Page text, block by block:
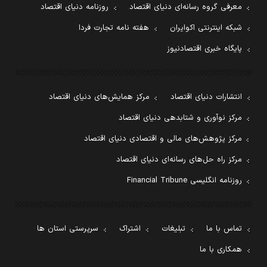
معرفی گروه رسانه‌ای دنیای اقتصاد
روزنامه دنیای اقتصاد
شبکه اینترنتی اکوایران
هفته نامه تجارت فردا
پایگاه خبری اقتصادنیوز
انتشارات دنیای اقتصاد
مرکز همایش‌های دنیای اقتصاد
مرکز نوآوری و شتابدهی دنیای اقتصاد
مرکز پژوهش‌های مالی و اقتصادی دنیای اقتصاد
مرکز راه حل‌های رسانه‌ای دنیای اقتصاد
روزنامه انگلیسی Financial Tribune
تماس با ما تبلیغات اشتراک
سرپرستی استان ها
همکاری با ما